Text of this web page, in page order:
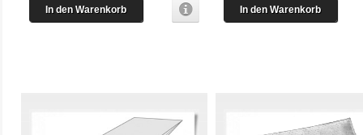
In den Warenkorb In den Warenkorb